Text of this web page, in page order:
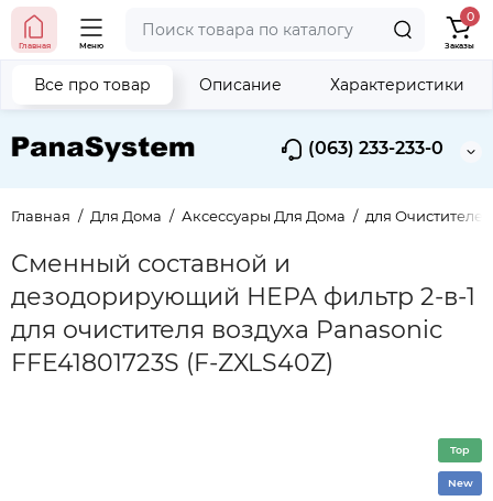
(063) 233-233-0
Главная Меню
0
Заказы
Главная Для Дома Аксессуары Для Дома для Очистителей
Сменный составной и
дезодорирующий НЕРА фильтр 2-в-1
для очистителя воздуха Panasonic
FFE41801723S (F-ZXLS40Z)
Все про товар Описание Характеристики
Top
New